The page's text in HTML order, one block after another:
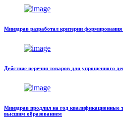
Минздрав разработал критерии
Действие перечня товаров для упрощенного
Минздрав продлил на год квалификационные
высшим образованием